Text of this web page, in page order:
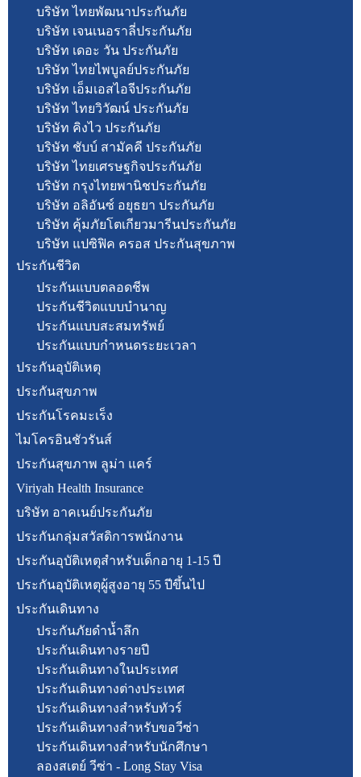
บริษัท ไทยพัฒนาประกันภัย
บริษัท เจนเนอราลี่ประกันภัย
บริษัท เดอะ วัน ประกันภัย
บริษัท ไทยไพบูลย์ประกันภัย
บริษัท เอ็มเอสไอจีประกันภัย
บริษัท ไทยวิวัฒน์ ประกันภัย
บริษัท คิงไว ประกันภัย
บริษัท ชับบ์ สามัคคี ประกันภัย
บริษัท ไทยเศรษฐกิจประกันภัย
บริษัท กรุงไทยพานิชประกันภัย
บริษัท อลิอันซ์ อยุธยา ประกันภัย
บริษัท คุ้มภัยโตเกียวมารีนประกันภัย
บริษัท แปซิฟิค ครอส ประกันสุขภาพ
ประกันชีวิต
ประกันแบบตลอดชีพ
ประกันชีวิตแบบบำนาญ
ประกันแบบสะสมทรัพย์
ประกันแบบกำหนดระยะเวลา
ประกันอุบัติเหตุ
ประกันสุขภาพ
ประกันโรคมะเร็ง
ไมโครอินชัวรันส์
ประกันสุขภาพ ลูม่า แคร์
Viriyah Health Insurance
บริษัท อาคเนย์ประกันภัย
ประกันกลุ่มสวัสดิการพนักงาน
ประกันอุบัติเหตุสำหรับเด็กอายุ 1-15 ปี
ประกันอุบัติเหตุผู้สูงอายุ 55 ปีขึ้นไป
ประกันเดินทาง
ประกันภัยดำน้ำลึก
ประกันเดินทางรายปี
ประกันเดินทางในประเทศ
ประกันเดินทางต่างประเทศ
ประกันเดินทางสำหรับทัวร์
ประกันเดินทางสำหรับขอวีซ่า
ประกันเดินทางสำหรับนักศึกษา
ลองสเตย์ วีซ่า - Long Stay Visa